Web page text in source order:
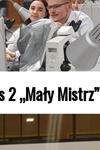
„Mały Mistrz”